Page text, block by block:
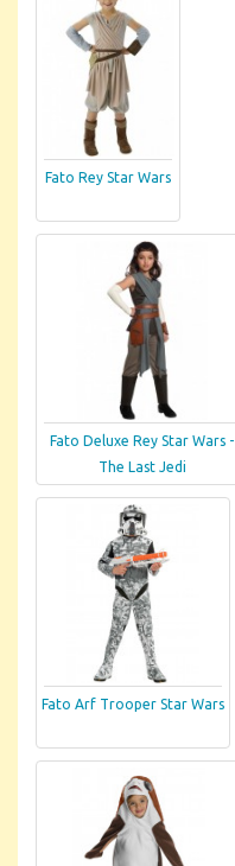
Fato Rey Star Wars
Fato Deluxe Rey Star Wars -
The Last Jedi
Fato Arf Trooper Star Wars